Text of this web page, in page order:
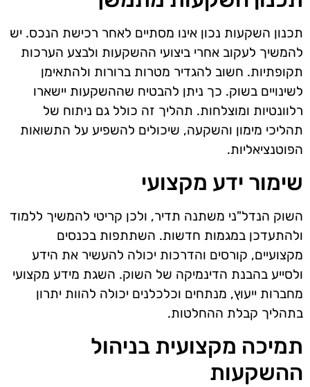
תכנון השקעות נכון אינו מסתיים לאחר רכישת הנכס. יש
להמשיך לעקוב אחרי ביצועי ההשקעות ולבצע הערכות
תקופתיות. חשוב להגדיר מטרות ברורות ולהתאימן
לשינויים בשוק. כך ניתן להבטיח שההשקעות יישארו
רלוונטיות ומוצלחות. תהליך זה כולל גם ניתוח של
תהליכי מימון והשקעה, שיכולים להשפיע על התשואות
הפוטנציאליות.
שימור ידע מקצועי
השוק הנדל"ני משתנה תדיר, ולכן קריטי להמשיך ללמוד
ולהתעדכן במגמות חדשות. השתתפות בכנסים
מקצועיים, קורסים והדרכות יכולה להעשיר את הידע
ולסייע בהבנת הדינמיקה של השוק. השגת מידע מקצועי
מחברות ייעוץ, מנתחים וכלכלנים יכולה להוות יתרון
בתהליך קבלת ההחלטות.
תמיכה מקצועית בניהול
ההשקעות